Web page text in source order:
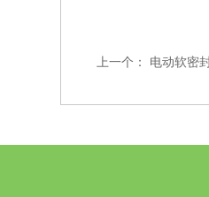
上一个： 电动软密